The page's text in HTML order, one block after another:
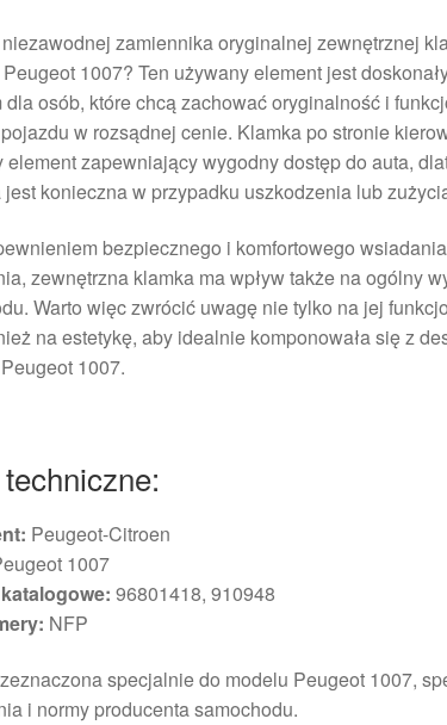
zamiennika oryginalnej zewnętrznej
1007? Ten używany element jest
dla osób, które chcą zachować oryginalność i
w rozsądnej cenie. Klamka po stronie
element zapewniający wygodny dostęp do auta,
konieczna w przypadku uszkodzenia lub
bezpiecznego i komfortowego
zewnętrzna klamka ma wpływ także na ogólny
Warto więc zwrócić uwagę nie tylko na jej
na estetykę, aby idealnie komponowała się z
1007.
Peugeot-Citroen
1007
96801418, 910948
NFP
specjalnie do modelu Peugeot 1007,
i normy producenta samochodu.